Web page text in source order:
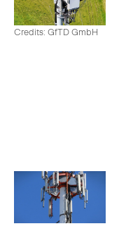
Credits: GfTD GmbH